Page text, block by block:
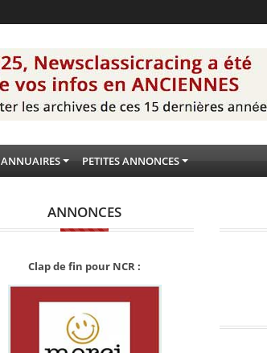
ANNUAIRES PETITES ANNONCES
ANNONCES
Clap de fin pour NCR :